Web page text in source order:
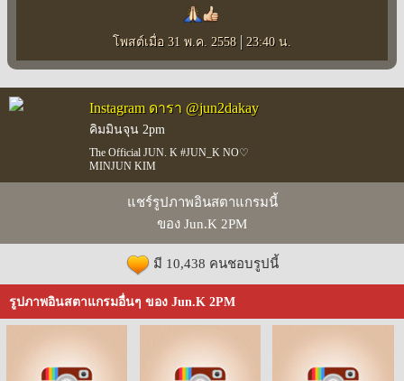
โพสต์เมื่อ 31 พ.ค. 2558 | 23:40 น.
Instagram ดารา @jun2dakay
คิมมินจุน 2pm
The Official JUN. K #JUN_K NO♡
MINJUN KIM
แชร์รูปภาพอินสตาแกรมนี้
ของ Jun.K 2PM
มี 10,438 คนชอบรูปนี้
รูปภาพอินสตาแกรมอื่นๆ ของ Jun.K 2PM